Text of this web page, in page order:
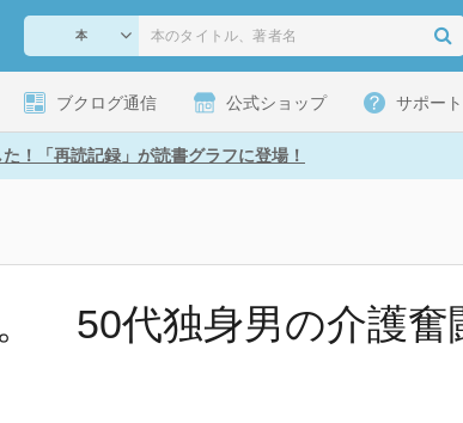
ブクログ通信 公式ショップ サポート
！「再読記録」が読書グラフに登場！
50代独身男の介護奮